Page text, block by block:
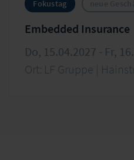
Fokustag
Embedded Insurance
Do, 15.04.2027 - Fr,
Ort: LF Gruppe |